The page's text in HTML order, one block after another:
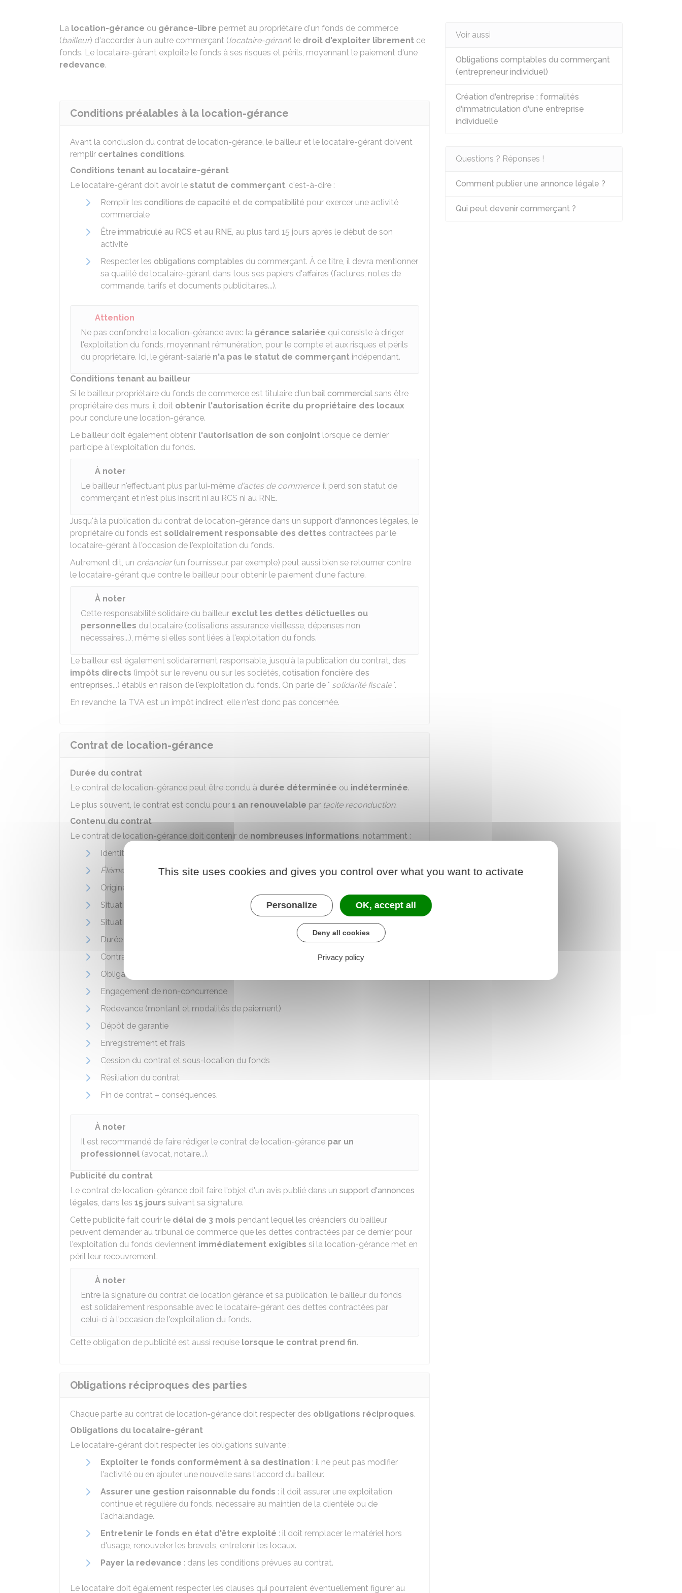
La location-gérance ou gérance-libre permet au propriétaire d'un fonds de commerce
(bailleur) d'accorder à un autre commerçant (locataire-gérant) le droit d'exploiter librement ce
fonds. Le locataire-gérant exploite le fonds à ses risques et périls, moyennant le paiement d'une
redevance.
Conditions préalables à la location-gérance
Avant la conclusion du contrat de location-gérance, le bailleur et le locataire-gérant doivent
remplir certaines conditions.
Conditions tenant au locataire-gérant
Le locataire-gérant doit avoir le statut de commerçant, c'est-à-dire :
Remplir les conditions de capacité et de compatibilité pour exercer une activité
commerciale
Être immatriculé au RCS et au RNE, au plus tard 15 jours après le début de son
activité
Respecter les obligations comptables du commerçant. À ce titre, il devra mentionner
sa qualité de locataire-gérant dans tous ses papiers d'affaires (factures, notes de
commande, tarifs et documents publicitaires...).
Attention
Ne pas confondre la location-gérance avec la gérance salariée qui consiste à diriger
l'exploitation du fonds, moyennant rémunération, pour le compte et aux risques et périls
du propriétaire. Ici, le gérant-salarié n'a pas le statut de commerçant indépendant.
Conditions tenant au bailleur
Si le bailleur propriétaire du fonds de commerce est titulaire d'un bail commercial sans être
propriétaire des murs, il doit obtenir l'autorisation écrite du propriétaire des locaux
pour conclure une location-gérance.
Le bailleur doit également obtenir l'autorisation de son conjoint lorsque ce dernier
participe à l'exploitation du fonds.
À noter
Le bailleur n'effectuant plus par lui-même d'actes de commerce, il perd son statut de
commerçant et n'est plus inscrit ni au RCS ni au RNE.
Jusqu'à la publication du contrat de location-gérance dans un support d'annonces légales, le
propriétaire du fonds est solidairement responsable des dettes contractées par le
locataire-gérant à l'occasion de l'exploitation du fonds.
Autrement dit, un créancier(un fournisseur, par exemple) peut aussi bien se retourner contre
le locataire-gérant que contre le bailleur pour obtenir le paiement d'une facture.
À noter
Cette responsabilité solidaire du bailleur exclut les dettes délictuelles ou
personnelles du locataire (cotisations assurance vieillesse, dépenses non
nécessaires...), même si elles sont liées à l'exploitation du fonds.
Le bailleur est également solidairement responsable, jusqu'à la publication du contrat, des
impôts directs (impôt sur le revenu ou sur les sociétés, cotisation foncière des
entreprises...) établis en raison de l'exploitation du fonds. On parle de " solidarité fiscale".
En revanche, la TVA est un impôt indirect, elle n'est donc pas concernée.
Contrat de location-gérance
Durée du contrat
Le contrat de location-gérance peut être conclu à durée déterminée ou indéterminée.
Le plus souvent, le contrat est conclu pour 1 an renouvelable par tacite reconduction.
Contenu du contrat
Le contrat de location-gérance doit contenir de nombreuses informations, notamment :
Identité des parties
Éléments du fonds de commerce mis en location-gérance
Origine du fonds (création, achat, succession...)
Situation locative (bailleur propriétaire ou locataire des locaux)
Situation générale du fonds (normes de sécurité, d'hygiène et d'environnement)
Durée du contrat et modalités de renouvelement
Contrats en cours (contrats de travail, contrats client/fournisseur)
Obligations réciproques des parties
Engagement de non-concurrence
Redevance (montant et modalités de paiement)
Dépôt de garantie
Enregistrement et frais
Cession du contrat et sous-location du fonds
Résiliation du contrat
Fin de contrat – conséquences.
À noter
Il est recommandé de faire rédiger le contrat de location-gérance par un
professionnel (avocat, notaire...).
Publicité du contrat
Le contrat de location-gérance doit faire l'objet d'un avis publié dans un support d'annonces
légales, dans les 15 jours suivant sa signature.
Cette publicité fait courir le délai de 3 mois pendant lequel les créanciers du bailleur
peuvent demander au tribunal de commerce que les dettes contractées par ce dernier pour
l'exploitation du fonds deviennent immédiatement exigibles si la location-gérance met en
péril leur recouvrement.
À noter
Entre la signature du contrat de location gérance et sa publication, le bailleur du fonds
est solidairement responsable avec le locataire-gérant des dettes contractées par
celui-ci à l'occasion de l'exploitation du fonds.
Cette obligation de publicité est aussi requise lorsque le contrat prend fin.
Obligations réciproques des parties
Chaque partie au contrat de location-gérance doit respecter des obligations réciproques.
Obligations du locataire-gérant
Le locataire-gérant doit respecter les obligations suivante :
Exploiter le fonds conformément à sa destination : il ne peut pas modifier
l'activité ou en ajouter une nouvelle sans l'accord du bailleur.
Assurer une gestion raisonnable du fonds : il doit assurer une exploitation
continue et régulière du fonds, nécessaire au maintien de la clientèle ou de
l'achalandage.
Entretenir le fonds en état d'être exploité : il doit remplacer le matériel hors
d'usage, renouveler les brevets, entretenir les locaux.
Payer la redevance : dans les conditions prévues au contrat.
Le locataire doit également respecter les clauses qui pourraient éventuellement figurer au
Voir aussi
Obligations comptables du commerçant
(entrepreneur individuel)
Création d'entreprise : formalités
d'immatriculation d'une entreprise
individuelle
Questions ? Réponses !
Comment publier une annonce légale ?
Qui peut devenir commerçant ?
This site uses cookies and gives you control over what you want to activate
Personalize OK, accept all
Deny all cookies
Privacy policy